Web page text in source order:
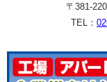
〒381-
TEL：